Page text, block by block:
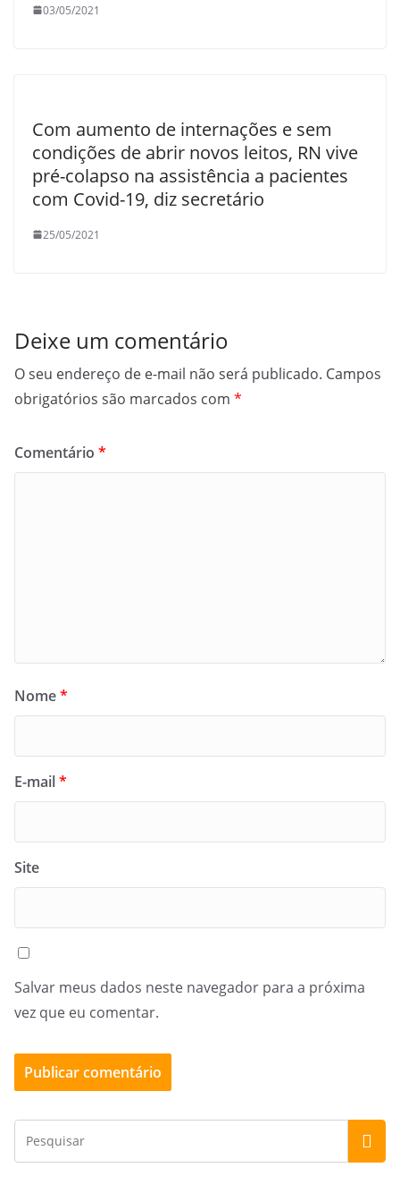
03/05/2021
Com aumento de internações e sem
condições de abrir novos leitos, RN vive
pré-colapso na assistência a pacientes
com Covid-19, diz secretário
25/05/2021
Deixe um comentário
O seu endereço de e-mail não será publicado. Campos
obrigatórios são marcados com *
Comentário *
Nome*
E-mail*
Site
Salvar meus dados neste navegador para a próxima
vez que eu comentar.